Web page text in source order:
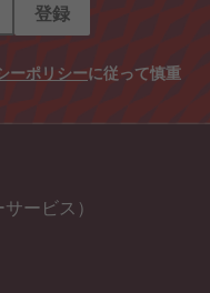
登録
ーポリシーに従って慎重
ービス）